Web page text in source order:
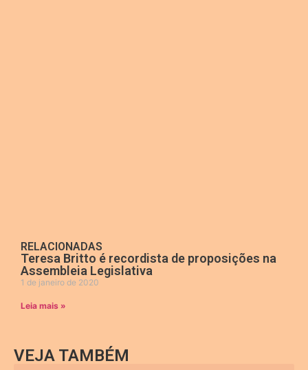
RELACIONADAS
Teresa Britto é recordista de proposições na
Assembleia Legislativa
1 de janeiro de 2020
Leia mais »
VEJA TAMBÉM